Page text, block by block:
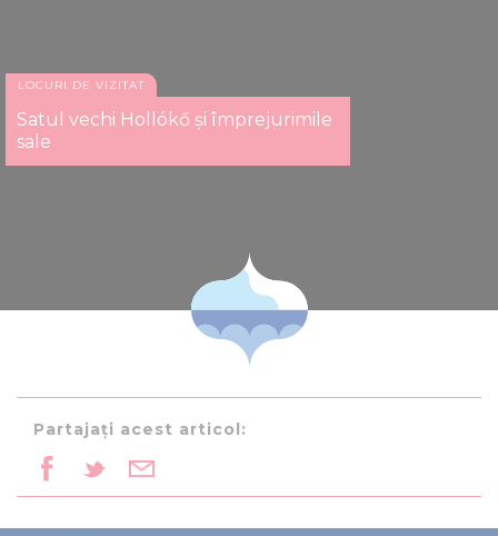
LOCURI DE VIZITAT
Satul vechi Hollókő și împrejurimile
sale
Partajați acest articol: